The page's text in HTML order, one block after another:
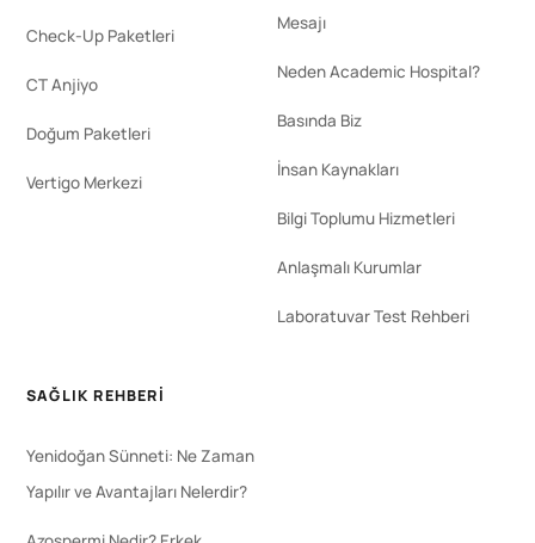
Check-Up Paketleri
CT Anjiyo
Doğum Paketleri
Vertigo Merkezi
Mesajı
Neden Academic Hospital?
Basında Biz
İnsan Kaynakları
Bilgi Toplumu Hizmetleri
Anlaşmalı Kurumlar
Laboratuvar Test Rehberi
SAĞLIK REHBERI
Yenidoğan Sünneti: Ne Zaman
Yapılır ve Avantajları Nelerdir?